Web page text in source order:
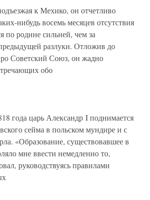
к Мехико, он отчетливо
нибудь восемь месяцев отсутствия
по родине сильней, чем за
разлуки. Отложив до
Советский Союз, он жадно
обо
года царь Александр I поднимается
сейма в польском мундире и с
«Образование, существовавшее в
мне ввести немедленно то,
руководствуясь правилами